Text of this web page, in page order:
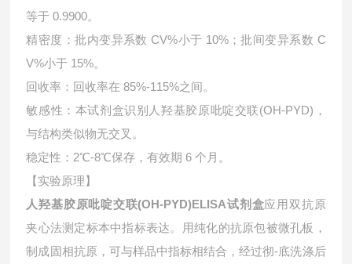
等于 0.9900。
精密度：批内变异系数 CV%小于 10%；批间变异系数 C
V%小于 15%。
回收率：回收率在 85%-115%之间。
敏感性：本试剂盒识别人羟基胶原吡啶交联(OH-PYD)，
与结构类似物无交叉。
稳定性：2℃-8℃保存，有效期 6 个月。
【实验原理】
人羟基胶原吡啶交联(OH-PYD)ELISA试剂盒应用双抗原
夹心法测定标本中指标表达。用纯化的抗原包被微孔板，
制成固相抗原，可与样品中指标相结合，经过彻-底洗涤后